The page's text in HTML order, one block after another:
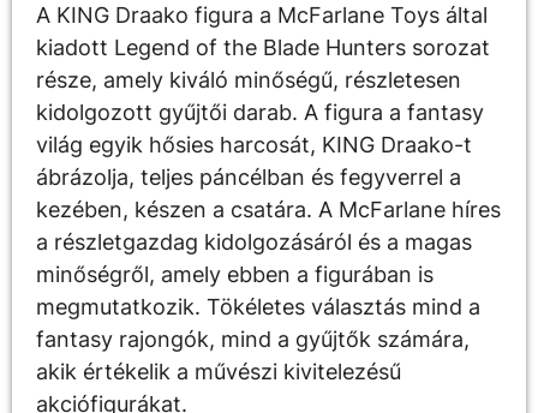
A KING Draako figura a McFarlane Toys által
kiadott Legend of the Blade Hunters sorozat
része, amely kiváló minőségű, részletesen
kidolgozott gyűjtői darab. A figura a fantasy
világ egyik hősies harcosát, KING Draako-t
ábrázolja, teljes páncélban és fegyverrel a
kezében, készen a csatára. A McFarlane híres
a részletgazdag kidolgozásáról és a magas
minőségről, amely ebben a figurában is
megmutatkozik. Tökéletes választás mind a
fantasy rajongók, mind a gyűjtők számára,
akik értékelik a művészi kivitelezésű
akciófigurákat.